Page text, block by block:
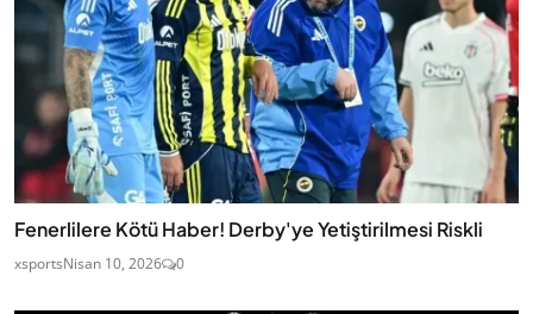
Fenerlilere Kötü Haber! Derby'ye Yetiştirilmesi Riskli
xsportsNisan 10, 2026 0